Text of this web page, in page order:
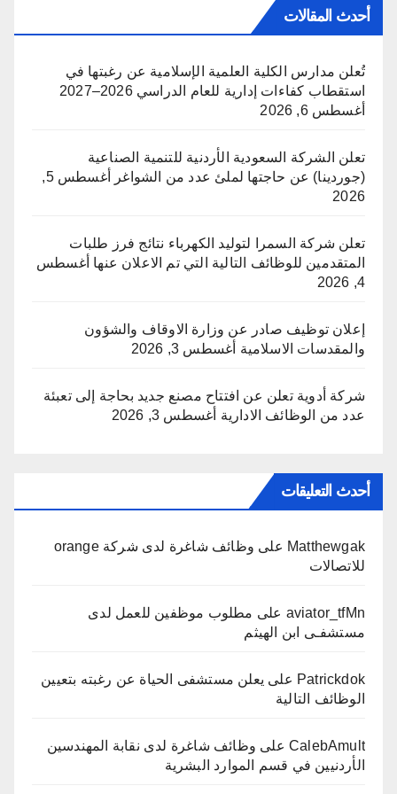
أحدث المقالات
تُعلن مدارس الكلية العلمية الإسلامية عن رغبتها في
استقطاب كفاءات إدارية للعام الدراسي 2026–2027
أغسطس 6, 2026
تعلن الشركة السعودية الأردنية للتنمية الصناعية
(جوردينا) عن حاجتها لملئ عدد من الشواغر
أغسطس 5,
2026
تعلن شركة السمرا لتوليد الكهرباء نتائج فرز طلبات
المتقدمين للوظائف التالية التي تم الاعلان عنها أغسطس
4, 2026
إعلان توظيف صادر عن وزارة الاوقاف والشؤون
والمقدسات الاسلامية أغسطس 3, 2026
شركة أدوية تعلن عن افتتاح مصنع جديد بحاجة إلى تعبئة
عدد من الوظائف الادارية أغسطس 3, 2026
أحدث التعليقات
Matthewgak على
وظائف شاغرة لدى شركة orange
للاتصالات
aviator_tfMn على مطلوب موظفين للعمل لدى
مستشفـى ابن الهيثم
Patrickdok على يعلن مستشفى الحياة عن رغبته بتعيين
الوظائف التالية
CalebAmult على وظائف شاغرة لدى نقابة المهندسين
الأردنيين في قسم الموارد البشرية